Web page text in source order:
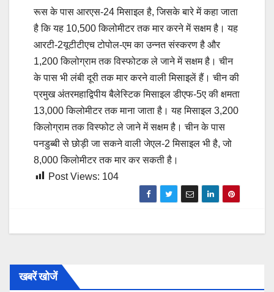
रूस के पास आरएस-24 मिसाइल है, जिसके बारे में कहा जाता
है कि यह 10,500 किलोमीटर तक मार करने में सक्षम है। यह
आरटी-2यूटीटीएच टोपोल-एम का उन्नत संस्करण है और
1,200 किलोग्राम तक विस्फोटक ले जाने में सक्षम है। चीन
के पास भी लंबी दूरी तक मार करने वाली मिसाइलें हैं। चीन की
प्रमुख अंतरमहाद्विपीय बैलेस्टिक मिसाइल डीएफ-5ए की क्षमता
13,000 किलोमीटर तक माना जाता है। यह मिसाइल 3,200
किलोग्राम तक विस्फोट ले जाने में सक्षम है। चीन के पास
पनडुब्बी से छोड़ी जा सकने वाली जेएल-2 मिसाइल भी है, जो
8,000 किलोमीटर तक मार कर सकती है।
Post Views: 104
खबरें खोजें